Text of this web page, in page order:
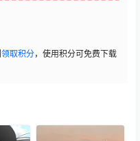
领取积分，使用积分可免费下载